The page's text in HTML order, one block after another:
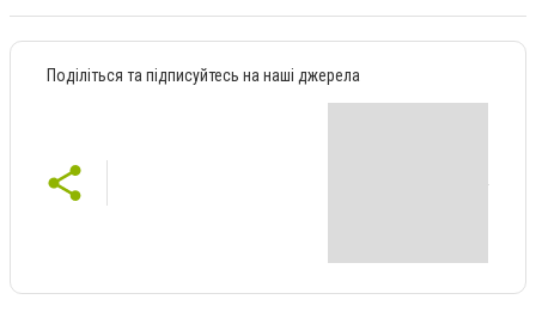
Поділіться та підписуйтесь на наші джерела